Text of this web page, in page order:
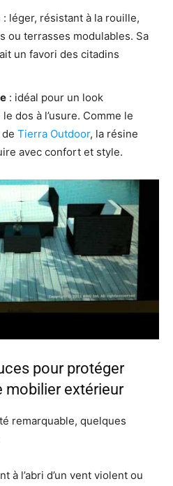
: léger, résistant à la rouille,
ou terrasses modulables. Sa
un favori des citadins
: idéal pour un look
dos à l’usure. Comme le
Tierra Outdoor, la résine
avec confort et style.
pour protéger
extérieur
remarquable, quelques
à l’abri d’un vent violent ou